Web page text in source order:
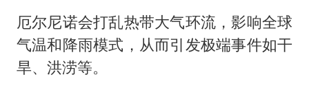
厄尔尼诺会打乱热带大气环流，影响全球
气温和降雨模式，从而引发极端事件如干
旱、洪涝等。